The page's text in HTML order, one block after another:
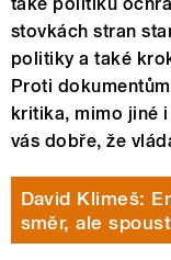
stovkách stran
politiky a také
Proti
kritika, mimo jiné
vás dobře, že
David Klimeš:
směr, ale